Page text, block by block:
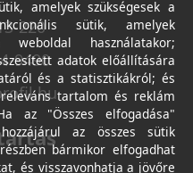
220
9490
amelyek szükségesek a
sütik, amelyek
weboldal használatakor;
adatok előállítására
és a statisztikákról; és
tartalom és reklám
az "Összes elfogadása"
az összes sütik
bármikor elfogadhat
és visszavonhatja a jövőre